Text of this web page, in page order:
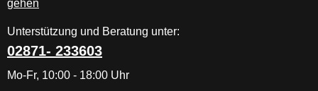
Unterstützung und Beratung unter:
02871- 233603
Mo-Fr, 10:00 - 18:00 Uhr